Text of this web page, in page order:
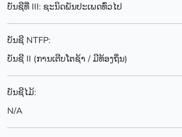
ບັນຊີທີ່ III: ຊະນິດພັນປະເພດທົ່ວໄປ
ບັນຊີ NTFP:
ບັນຊີ II (ການເຕີບໂຕຊ້າ / ມີທ້ອງຖິ່ນ)
ບັນຊີໄມ້:
N/A